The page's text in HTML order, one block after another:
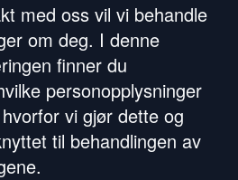
med oss vil vi behandle
om deg. I denne
finner du
personopplysninger
vi gjør dette og
til behandlingen av